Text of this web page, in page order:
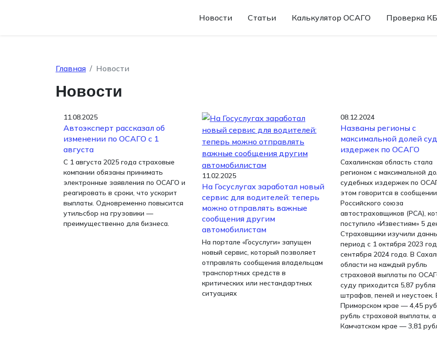
Новости Статьи Калькулятор ОСАГО Проверка
Главная Новости
Новости
11.08.2025
Автоэксперт рассказал об
изменении по ОСАГО с 1
августа
С 1 августа 2025 года страховые
компании обязаны принимать
электронные заявления по ОСАГО и
реагировать в сроки, что ускорит
выплаты. Одновременно повысится
утильсбор на грузовики —
преимущественно для бизнеса.
11.02.2025
На Госуслугах заработал новый
сервис для водителей: теперь
можно отправлять важные
сообщения другим
автомобилистам
На портале «Госуслуги» запущен
новый сервис, который позволяет
отправлять сообщения владельцам
транспортных средств в
критических или нестандартных
ситуациях
08.12.2024
Названы регионы с
максимальной долей
издержек по ОСАГО
Сахалинская область стала
регионом с максимальной
судебных издержек по
этом говорится в сообщении
Российского союза
автостраховщиков (РСА),
поступило «Известиям» 5
Страховщики изучили
период с 1 октября 2023
сентября 2024 года. В
области на каждый рубль
страховой выплаты по
суду приходится 5,87 рубля
штрафов, пеней и неустоек.
Приморском крае — 4,45
рубль страховой выплаты, а
Камчатском крае — 3,81